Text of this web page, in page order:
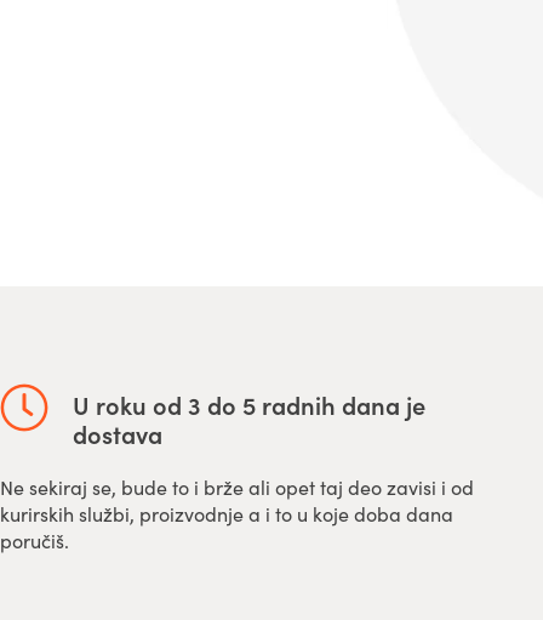
U roku od 3 do 5 radnih dana je
dostava
Ne sekiraj se, bude to i brže ali opet taj deo zavisi i od
kurirskih službi, proizvodnje a i to u koje doba dana
poručiš.